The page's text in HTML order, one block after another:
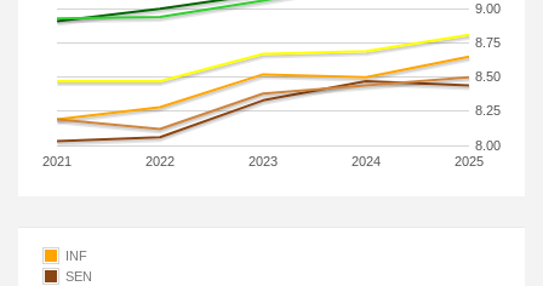
2021 2022 2023 2024 2025
8.00
8.25
8.50
8.75
9.00
INF
SEN